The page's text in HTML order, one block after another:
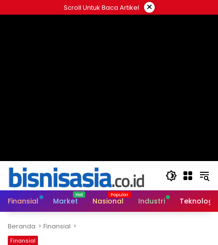
ke
Scroll Untuk Baca Artikel ×
Finansial Market Nasional Industri Teknologi
Beranda Finansial
Finansial